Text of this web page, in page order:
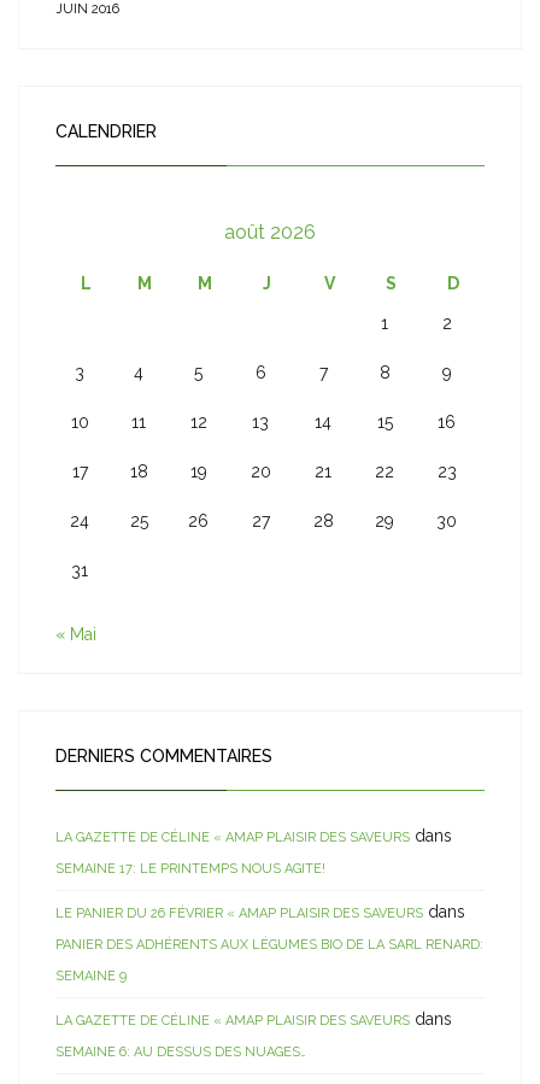
JUIN 2016
CALENDRIER
août 2026
L M M J V S D
1 2
3 4 5 6 7 8 9
10 11 12 13 14 15 16
17 18 19 20 21 22 23
24 25 26 27 28 29 30
31
« Mai
DERNIERS COMMENTAIRES
LA GAZETTE DE CÉLINE « AMAP PLAISIR DES SAVEURS dans
SEMAINE 17: LE PRINTEMPS NOUS AGITE!
LE PANIER DU 26 FÉVRIER « AMAP PLAISIR DES SAVEURS dans
PANIER DES ADHÉRENTS AUX LÉGUMES BIO DE LA SARL RENARD:
SEMAINE 9
LA GAZETTE DE CÉLINE « AMAP PLAISIR DES SAVEURS dans
SEMAINE 6: AU DESSUS DES NUAGES…